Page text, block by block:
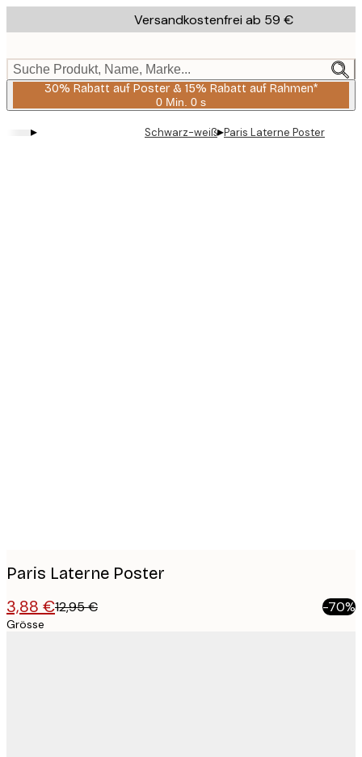
to
content.
Versandkostenfrei ab 59 €
Suche Produkt, Name, Marke...
30% Rabatt auf Poster & 15% Rabatt auf Rahmen*
0 Min. 0 s
Gültig
2026-
▸ Schwarz-weiß▸Paris Laterne Poster
Paris Laterne Poster
3,88 €12,95 € -70%
Grösse